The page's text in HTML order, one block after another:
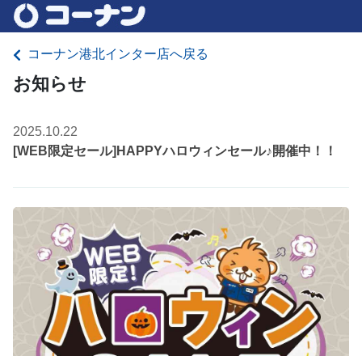
コーナン港北インター店へ戻る
お知らせ
2025.10.22
[WEB限定セール]HAPPYハロウィンセール♪開催中！！